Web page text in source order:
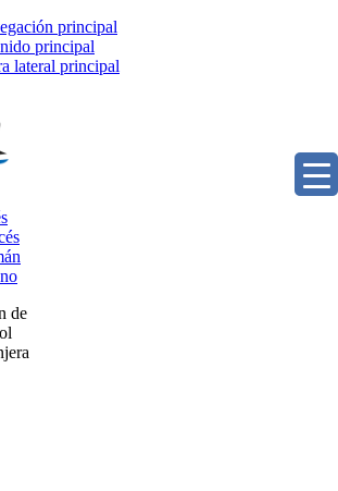
principal
principal
lateral principal
de